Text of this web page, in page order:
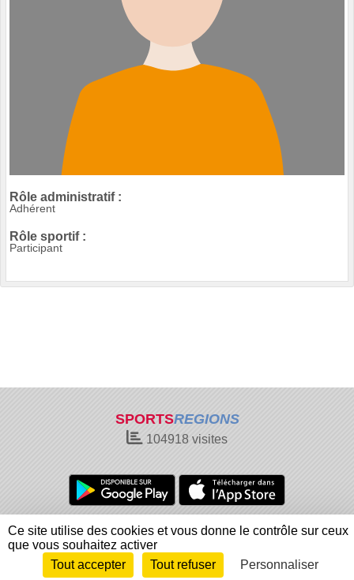
Rôle administratif :
Adhérent
Rôle sportif :
Participant
SPORTSREGIONS
104918 visites
Charte cookies
Gestion des cookies
Informations légales
Signaler un contenu inapproprié
Envie de participer ?
Connexion
Ce site utilise des cookies et vous donne le contrôle sur ceux
que vous souhaitez activer
Tout accepter
Tout refuser Personnaliser